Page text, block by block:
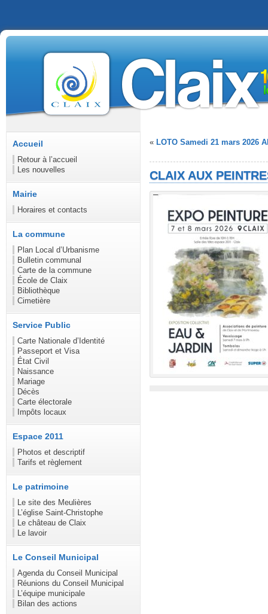
Accueil
Retour à l’accueil
Les nouvelles
Mairie
Horaires et contacts
La commune
Plan Local d’Urbanisme
Bulletin communal
Carte de la commune
École de Claix
Bibliothèque
Cimetière
Service Public
Carte Nationale d’Identité
Passeport et Visa
État Civil
Naissance
Mariage
Décès
Carte électorale
Impôts locaux
Espace 2011
Photos et descriptif
Tarifs et règlement
Le patrimoine
Le site des Meulières
L’église Saint-Christophe
Le château de Claix
Le lavoir
Le Conseil Municipal
Agenda du Conseil Municipal
Réunions du Conseil Municipal
L’équipe municipale
Bilan des actions
« LOTO Samedi 21 mars 2026
CLAIX AUX